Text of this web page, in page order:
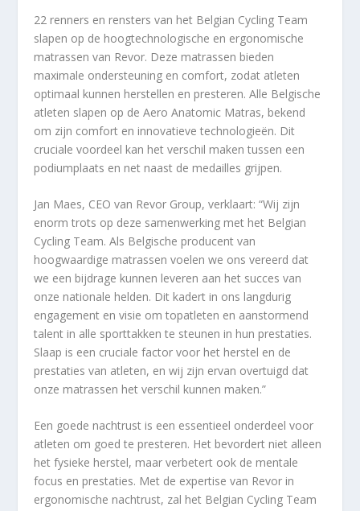
22 renners en rensters van het Belgian Cycling Team
slapen op de hoogtechnologische en ergonomische
matrassen van Revor. Deze matrassen bieden
maximale ondersteuning en comfort, zodat atleten
optimaal kunnen herstellen en presteren. Alle Belgische
atleten slapen op de Aero Anatomic Matras, bekend
om zijn comfort en innovatieve technologieën. Dit
cruciale voordeel kan het verschil maken tussen een
podiumplaats en net naast de medailles grijpen.
Jan Maes, CEO van Revor Group, verklaart: “Wij zijn
enorm trots op deze samenwerking met het Belgian
Cycling Team. Als Belgische producent van
hoogwaardige matrassen voelen we ons vereerd dat
we een bijdrage kunnen leveren aan het succes van
onze nationale helden. Dit kadert in ons langdurig
engagement en visie om topatleten en aanstormend
talent in alle sporttakken te steunen in hun prestaties.
Slaap is een cruciale factor voor het herstel en de
prestaties van atleten, en wij zijn ervan overtuigd dat
onze matrassen het verschil kunnen maken.”
Een goede nachtrust is een essentieel onderdeel voor
atleten om goed te presteren. Het bevordert niet alleen
het fysieke herstel, maar verbetert ook de mentale
focus en prestaties. Met de expertise van Revor in
ergonomische nachtrust, zal het Belgian Cycling Team